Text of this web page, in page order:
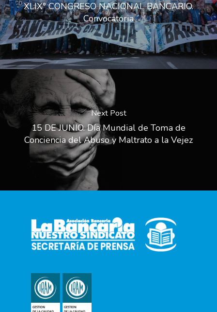
XLIX° CONGRESO NACIONAL BANCARIO.
Convocatoria
Next Post
15 DE JUNIO. Día Mundial de Toma de
Conciencia del Abuso y Maltrato a la Vejez